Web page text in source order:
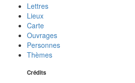
Lettres
Lieux
Carte
Ouvrages
Personnes
Thèmes
Crédits